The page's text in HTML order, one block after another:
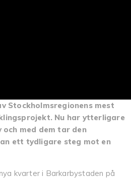
Stockholmsregionens mest
Nu har ytterligare
med dem tar den
ett tydligare steg mot en
kvarter i Barkarbystaden på